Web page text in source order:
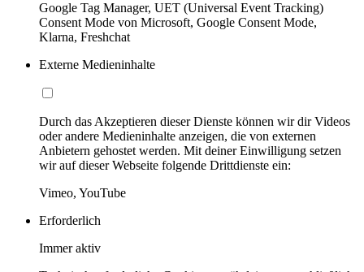
Google Tag Manager, UET (Universal Event Tracking)
Consent Mode von Microsoft, Google Consent Mode,
Klarna, Freshchat
Externe Medieninhalte
Durch das Akzeptieren dieser Dienste können wir dir Videos
oder andere Medieninhalte anzeigen, die von externen
Anbietern gehostet werden. Mit deiner Einwilligung setzen
wir auf dieser Webseite folgende Drittdienste ein:
Vimeo, YouTube
Erforderlich
Immer aktiv